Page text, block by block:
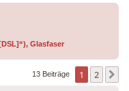
Glasfaser
13 Beiträge 1 2